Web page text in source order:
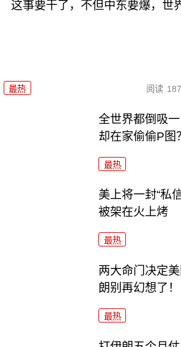
这事要干了，不但中东要爆，世
最热 阅读
全世界都倒吸
却在家偷偷P图？
最热
美上将一封“私
被架在火上烤
最热
两大命门决定
朗别再幻想了！
最热